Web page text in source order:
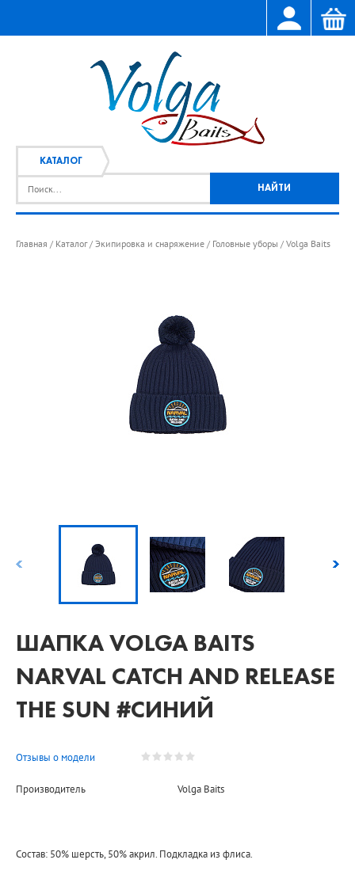
КАТАЛОГ
Главная / Каталог / Экипировка и снаряжение / Головные уборы / Volga Baits
ШАПКА VOLGA BAITS
NARVAL CATCH AND RELEASE
THE SUN #СИНИЙ
Отзывы о модели
Производитель Volga Baits
Состав: 50% шерсть, 50% акрил. Подкладка из флиса.